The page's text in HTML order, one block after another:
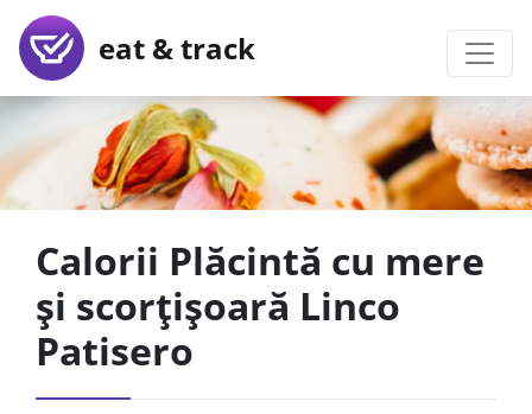
eat & track
Calorii Plăcintă cu mere
și scorțișoară Linco
Patisero